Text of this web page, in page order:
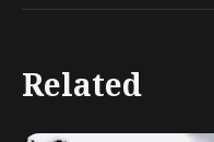
Related